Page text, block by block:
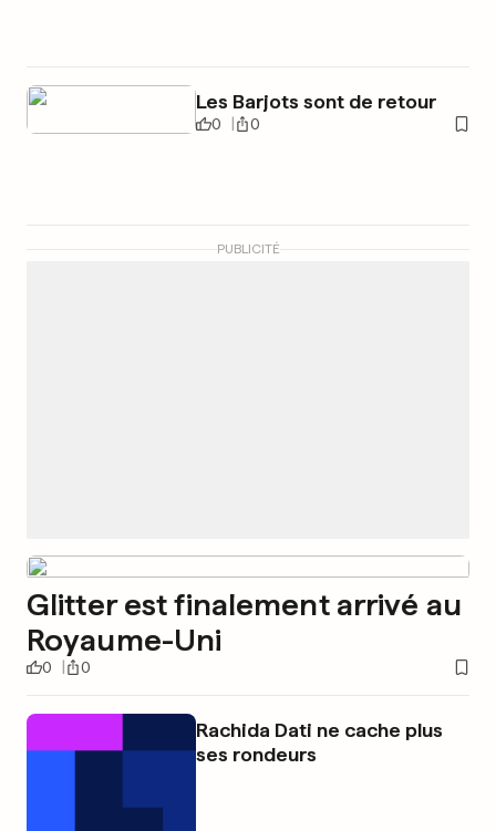
Les Barjots sont de retour
0 0
PUBLICITÉ
Glitter est finalement arrivé au
Royaume-Uni
0 0
Rachida Dati ne cache plus
ses rondeurs